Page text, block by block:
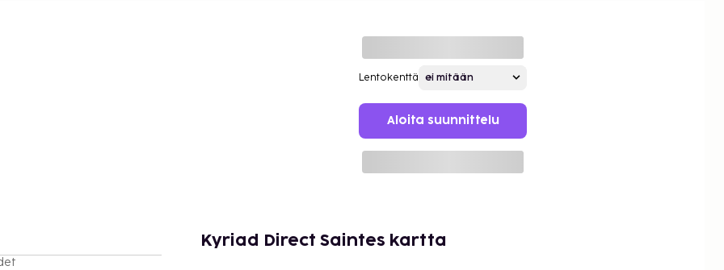
Lentokenttä
Aloita suunnittelu
Kyriad Direct Saintes kartta